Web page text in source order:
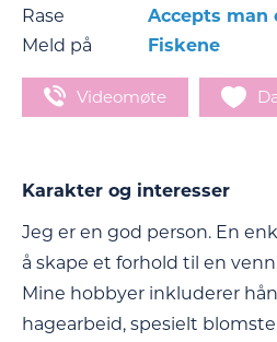
Rase
Accepts man
Meld på
Fiskene
Videomøte
Karakter og interesser
Jeg er en god person. En
å skape et forhold til en
Mine hobbyer inkluderer
hagearbeid, spesielt